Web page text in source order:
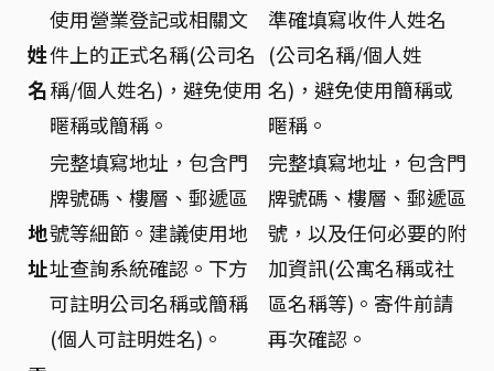
姓
名
使用營業登記或相關文
件上的正式名稱(公司名
稱/個人姓名)，避免使用
暱稱或簡稱。
準確填寫收件人姓名
(公司名稱/個人姓
名)，避免使用簡稱或
暱稱。
地
址
完整填寫地址，包含門
牌號碼、樓層、郵遞區
號等細節。建議使用地
址查詢系統確認。下方
可註明公司名稱或簡稱
(個人可註明姓名)。
完整填寫地址，包含門
牌號碼、樓層、郵遞區
號，以及任何必要的附
加資訊(公寓名稱或社
區名稱等)。寄件前請
再次確認。